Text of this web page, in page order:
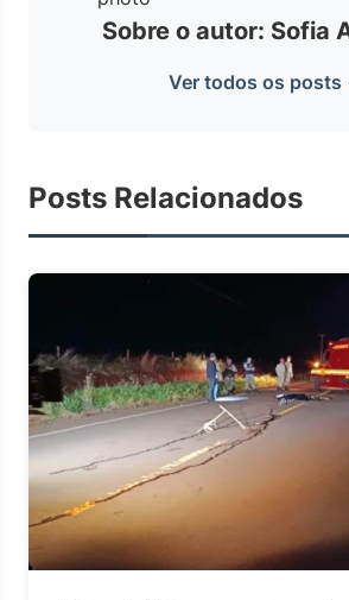
Sobre o autor: Sofia
Ver todos os
Posts Relacionados